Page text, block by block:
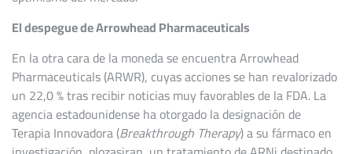
El despegue de Arrowhead Pharmaceuticals
En la otra cara de la moneda se encuentra Arrowhead
Pharmaceuticals (ARWR), cuyas acciones se han revalorizado
un 22,0 % tras recibir noticias muy favorables de la FDA. La
agencia estadounidense ha otorgado la designación de
Terapia Innovadora (Breakthrough Therapy) a su fármaco en